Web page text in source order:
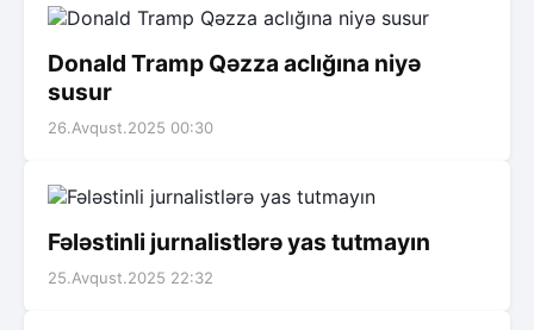
Donald Tramp Qəzza aclığına niyə
susur
26.Avqust.2025 00:30
Fələstinli jurnalistlərə yas tutmayın
25.Avqust.2025 22:32